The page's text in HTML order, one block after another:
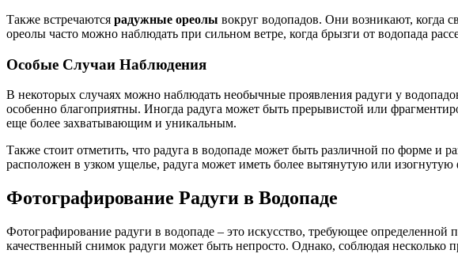
Также встречаются радужные ореолы вокруг водопадов. Они возникают, когда
ореолы часто можно наблюдать при сильном ветре, когда брызги от водопада
Особые Случаи Наблюдения
В некоторых случаях можно наблюдать необычные проявления радуги у
особенно благоприятны. Иногда радуга может быть прерывистой или
еще более захватывающим и уникальным.
Также стоит отметить, что радуга в водопаде может быть различной по форме и
расположен в узком ущелье, радуга может иметь более вытянутую или
Фотографирование Радуги в Водопаде
Фотографирование радуги в водопаде – это искусство, требующее
качественный снимок радуги может быть непросто. Однако, соблюдая несколько